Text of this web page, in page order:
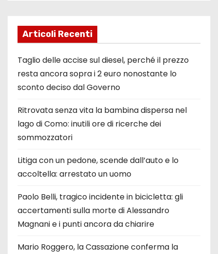
Articoli Recenti
Taglio delle accise sul diesel, perché il prezzo
resta ancora sopra i 2 euro nonostante lo
sconto deciso dal Governo
Ritrovata senza vita la bambina dispersa nel
lago di Como: inutili ore di ricerche dei
sommozzatori
Litiga con un pedone, scende dall’auto e lo
accoltella: arrestato un uomo
Paolo Belli, tragico incidente in bicicletta: gli
accertamenti sulla morte di Alessandro
Magnani e i punti ancora da chiarire
Mario Roggero, la Cassazione conferma la